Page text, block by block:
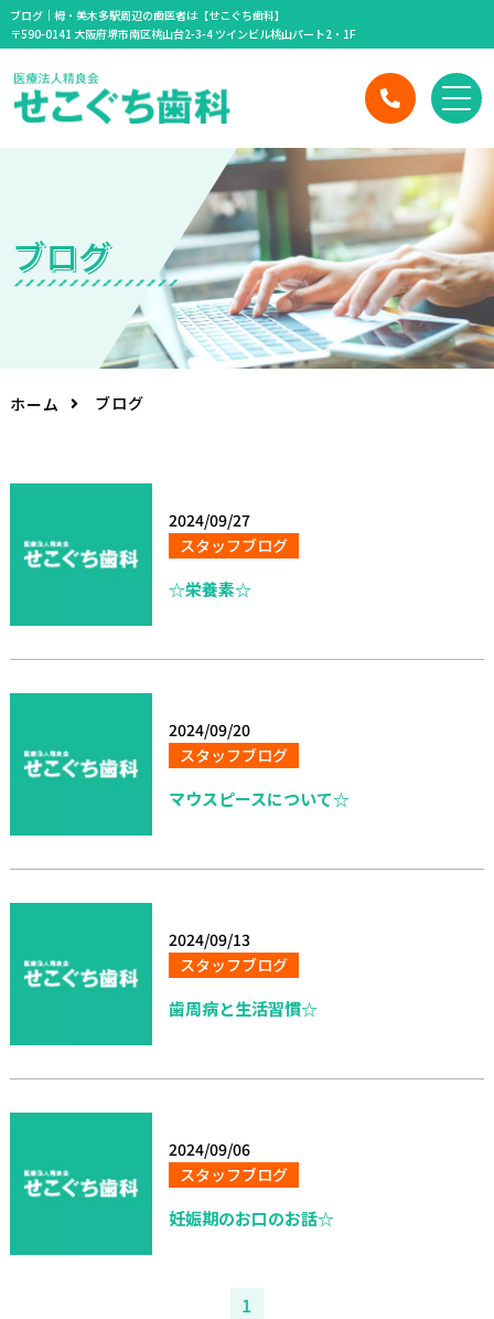
ブログ｜栂・美木多駅周辺の歯医者は【せこぐち歯科】
〒590-0141 大阪府堺市南区桃山台2-3-4 ツインビル桃山パート2・1F
ブログ
ホーム ブログ
2024/09/27
スタッフブログ
☆栄養素☆
2024/09/20
スタッフブログ
マウスピースについて☆
2024/09/13
スタッフブログ
歯周病と生活習慣☆
2024/09/06
スタッフブログ
妊娠期のお口のお話☆
1